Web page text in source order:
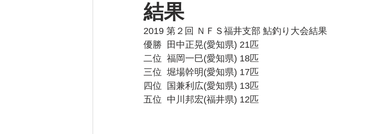
結果
2019 第２回 ＮＦＳ福井支部 鮎釣り大会結果
優勝  田中正晃(愛知県) 21匹
二位  福岡一巳(愛知県) 18匹
三位  堀場幹明(愛知県) 17匹
四位  国兼利広(愛知県) 13匹
五位  中川邦宏(福井県) 12匹